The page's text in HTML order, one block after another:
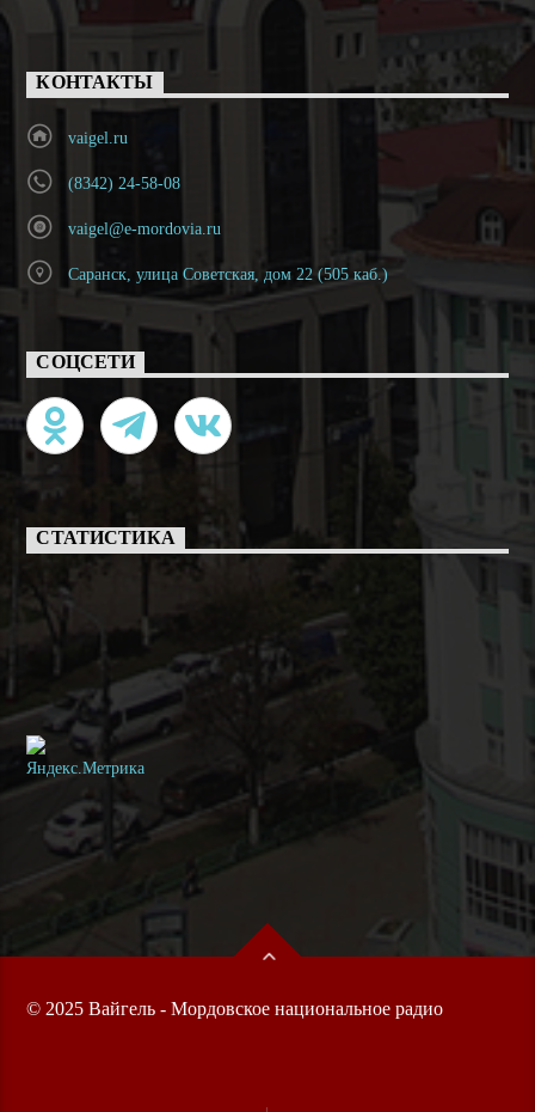
КОНТАКТЫ
vaigel.ru
(8342) 24-58-08
vaigel@e-mordovia.ru
Саранск, улица Советская, дом 22 (505 каб.)
СОЦСЕТИ
СТАТИСТИКА
© 2025 Вайгель - Мордовское национальное радио